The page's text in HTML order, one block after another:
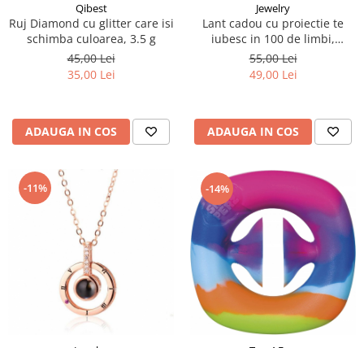
Qibest
Ruj Diamond cu glitter care isi
schimba culoarea, 3.5 g
45,00 Lei
35,00 Lei
ADAUGA IN COS
Jewelry
Lant cadou cu proiectie te
iubesc in 100 de limbi,
Jewelry, argintiu
55,00 Lei
49,00 Lei
ADAUGA IN COS
-11% -14%